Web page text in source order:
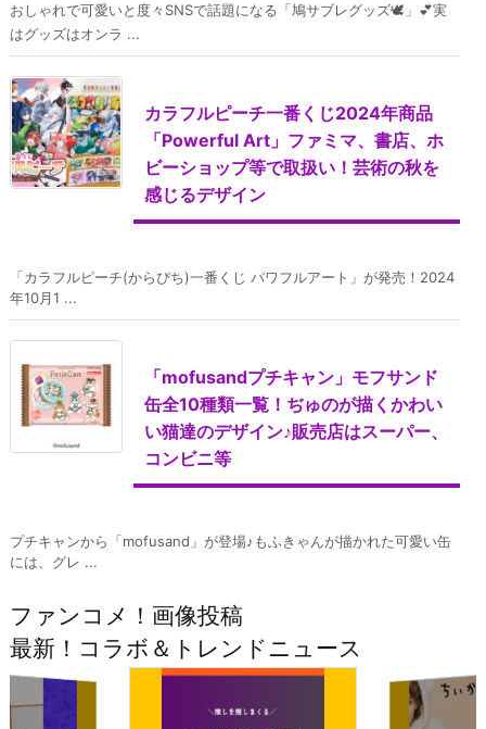
おしゃれで可愛いと度々SNSで話題になる「鳩サブレグッズ🕊」💕実
はグッズはオンラ ...
カラフルピーチ一番くじ2024年商品
「Powerful Art」ファミマ、書店、ホ
ビーショップ等で取扱い！芸術の秋を
感じるデザイン
「カラフルピーチ(からぴち)一番くじ パワフルアート」が発売！2024
年10月1 ...
「mofusandプチキャン」モフサンド
缶全10種類一覧！ぢゅのが描くかわい
い猫達のデザイン♪販売店はスーパー、
コンビニ等
プチキャンから「mofusand」が登場♪もふきゃんが描かれた可愛い缶
には、グレ ...
ファンコメ！画像投稿
最新！コラボ＆トレンドニュース